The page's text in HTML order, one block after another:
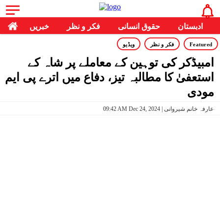
خبریں فکر و نظر حقوق انسانی ادبستان
Featured فکر و نظر ویڈیو
امبیڈکر کی توہین کے معاملے پر شاہ کے
استعفیٰ کا مطالبہ تیز، دفاع میں اترے پی ایم
مودی
09:42 AM Dec 24, 2024 | عارفہ خانم شیروانی